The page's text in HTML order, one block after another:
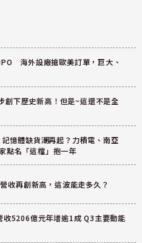
海外設廠搶歐美訂單，巨大、
下歷史新高！但是~這還不是全
憶體缺貨潮再起？力積電、南亞
點名「這檔」抱一年
收再創新高，這波能走多久？
收5206億元年增逾1成 Q3主要動能